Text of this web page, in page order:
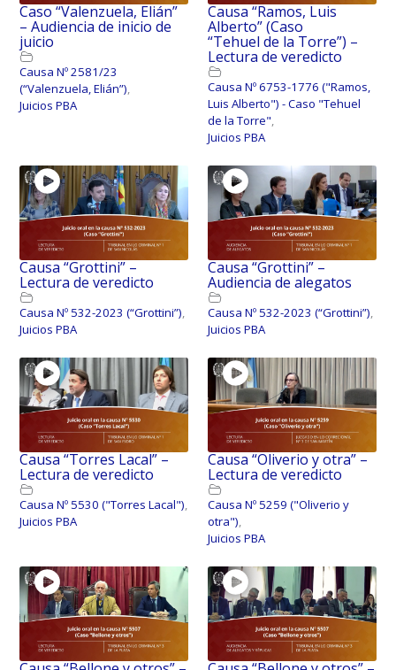
Caso “Valenzuela, Elián”
– Audiencia de inicio de
juicio
Causa Nº 2581/23
(“Valenzuela, Elián”),
Juicios PBA
Causa “Ramos, Luis
Alberto” (Caso
“Tehuel de la Torre”) –
Lectura de veredicto
Causa Nº 6753-1776 ("Ramos,
Luis Alberto") - Caso "Tehuel
de la Torre",
Juicios PBA
Causa “Grottini” –
Lectura de veredicto
Causa Nº 532-2023 (“Grottini”),
Juicios PBA
Causa “Grottini” –
Audiencia de alegatos
Causa Nº 532-2023 (“Grottini”),
Juicios PBA
Causa “Torres Lacal” –
Lectura de veredicto
Causa Nº 5530 ("Torres Lacal"),
Juicios PBA
Causa “Oliverio y otra” –
Lectura de veredicto
Causa Nº 5259 ("Oliverio y
otra"),
Juicios PBA